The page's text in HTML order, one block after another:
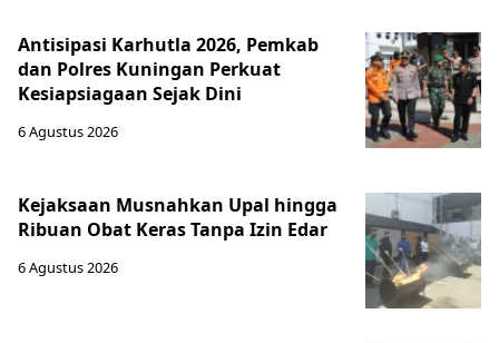
Antisipasi Karhutla 2026, Pemkab
dan Polres Kuningan Perkuat
Kesiapsiagaan Sejak Dini
6 Agustus 2026
Kejaksaan Musnahkan Upal hingga
Ribuan Obat Keras Tanpa Izin Edar
6 Agustus 2026